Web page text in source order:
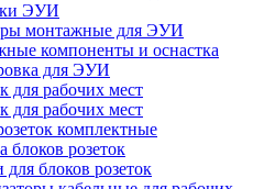
ЭУИ
монтажные для ЭУИ
компоненты и оснастка
для ЭУИ
для рабочих мест
для рабочих мест
комплектные
блоков розеток
блоков розеток